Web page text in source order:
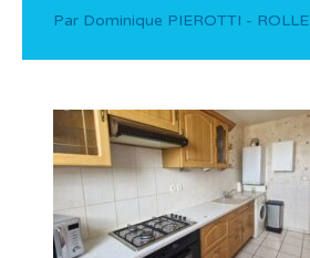
Par Dominique PIEROTTI - ROLLE